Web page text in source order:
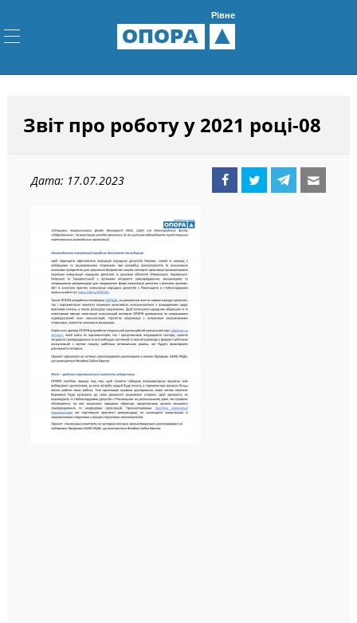
ОПОРА
Рівне
Звіт про роботу у 2021 році-08
Дата: 17.07.2023